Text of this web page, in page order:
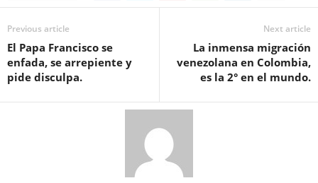
Previous article
El Papa Francisco se
enfada, se arrepiente y
pide disculpa.
Next article
La inmensa migración
venezolana en Colombia,
es la 2° en el mundo.